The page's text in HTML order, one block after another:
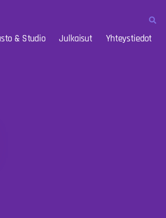
& Studio Julkaisut Yhteystiedot